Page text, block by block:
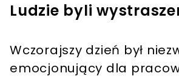
Ludzie byli
Wczorajszy dzień był
emocjonujący dla